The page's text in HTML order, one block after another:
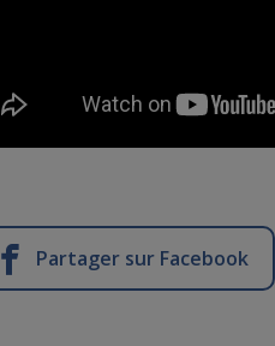
Partager sur Facebook